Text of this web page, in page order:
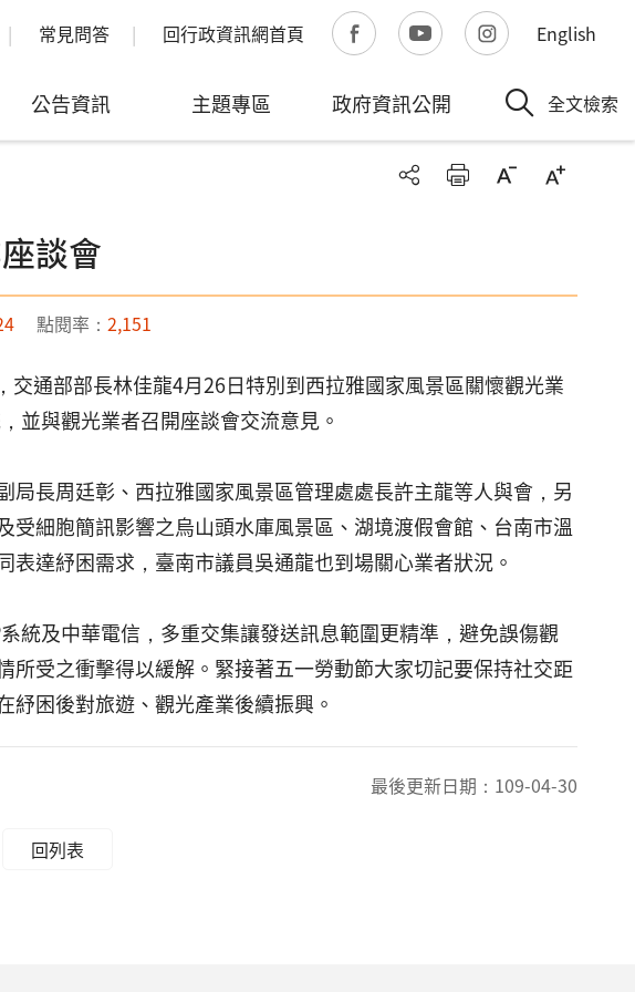
常見問答 回行政資訊網首頁 English
公告資訊 主題專區 政府資訊公開 全文檢索
談會
點閱率： 2,151
交通部部長林佳龍4月26日特別到西拉雅國家風景區關懷觀光業
並與觀光業者召開座談會交流意見。
長周廷彰、西拉雅國家風景區管理處處長許主龍等人與會，另
細胞簡訊影響之烏山頭水庫風景區、湖境渡假會館、台南市溫
達紓困需求，臺南市議員吳通龍也到場關心業者狀況。
統及中華電信，多重交集讓發送訊息範圍更精準，避免誤傷觀
受之衝擊得以緩解。緊接著五一勞動節大家切記要保持社交距
困後對旅遊、觀光產業後續振興。
最後更新日期： 109-04-30
回列表